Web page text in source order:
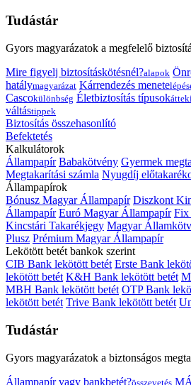
Tudástár
Gyors magyarázatok a megfelelő
Mire figyelj biztosításkötésnél?alapok
hatálymagyarázat Kárrendezés menete
Cascokülönbség Életbiztosítás típusok
váltástippek
Biztosítás összehasonlító
Befektetés
Kalkulátorok
Állampapír Babakötvény Gyermek
Megtakarítási számla Nyugdíj
Állampapírok
Bónusz Magyar Állampapír Diszkont
Állampapír Euró Magyar Állampapír Fix
Kincstári Takarékjegy Magyar
Plusz Prémium Magyar Állampapír
Lekötött betét bankok szerint
CIB Bank lekötött betét Erste Bank
lekötött betét K&H Bank lekötött betét
MBH Bank lekötött betét OTP Bank
lekötött betét Trive Bank lekötött betét
Tudástár
Gyors magyarázatok a biztonságos
Állampapír vagy bankbetét?összevetés